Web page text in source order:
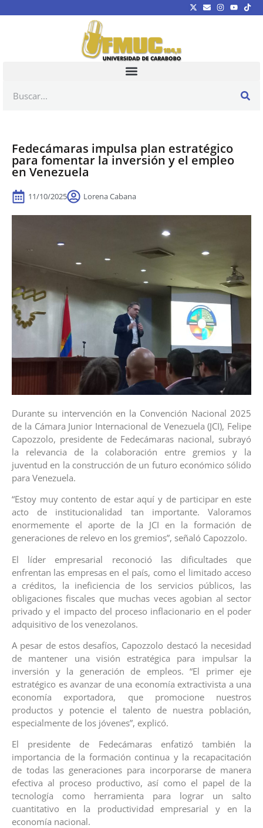
Fedecámaras impulsa plan estratégico
para fomentar la inversión y el empleo
en Venezuela
11/10/2025 Lorena Cabana
Durante su intervención en la Convención Nacional 2025
de la Cámara Junior Internacional de Venezuela (JCI), Felipe
Capozzolo, presidente de Fedecámaras nacional, subrayó
la relevancia de la colaboración entre gremios y la
juventud en la construcción de un futuro económico sólido
para Venezuela.
“Estoy muy contento de estar aquí y de participar en este
acto de institucionalidad tan importante. Valoramos
enormemente el aporte de la JCI en la formación de
generaciones de relevo en los gremios”, señaló Capozzolo.
El líder empresarial reconoció las dificultades que
enfrentan las empresas en el país, como el limitado acceso
a créditos, la ineficiencia de los servicios públicos, las
obligaciones fiscales que muchas veces agobian al sector
privado y el impacto del proceso inflacionario en el poder
adquisitivo de los venezolanos.
A pesar de estos desafíos, Capozzolo destacó la necesidad
de mantener una visión estratégica para impulsar la
inversión y la generación de empleos. “El primer eje
estratégico es avanzar de una economía extractivista a una
economía exportadora, que promocione nuestros
productos y potencie el talento de nuestra población,
especialmente de los jóvenes”, explicó.
El presidente de Fedecámaras enfatizó también la
importancia de la formación continua y la recapacitación
de todas las generaciones para incorporarse de manera
efectiva al proceso productivo, así como el papel de la
tecnología como herramienta para lograr un salto
cuantitativo en la productividad empresarial y en la
economía nacional.